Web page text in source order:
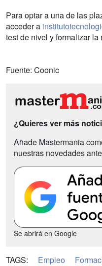
Para optar a una de las
acceder a
test de nivel y formalizar
Fuente: Coonic
¿Quieres ver más
Añade Mastermania
nuestras novedades
Se abrirá en Google
TAGS: Empleo